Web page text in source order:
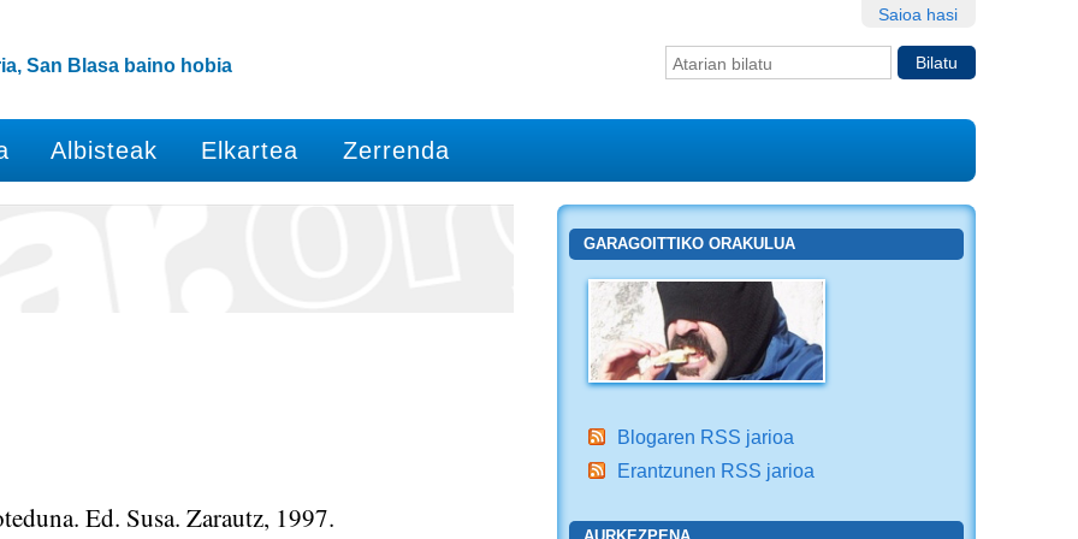
Saioa hasi
Bilatu atarian
San Blasa baino hobia
Albisteak Elkartea Zerrenda
Ed. Susa. Zarautz, 1997.
GARAGOITTIKO ORAKULUA
Blogaren RSS jarioa
Erantzunen RSS jarioa